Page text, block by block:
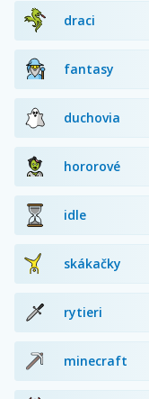
draci
fantasy
duchovia
hororové
idle
skákačky
rytieri
minecraft